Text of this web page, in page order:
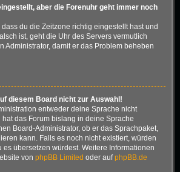
aber die Forenuhr geht immer noch
du die Zeitzone richtig eingestellt hast und
ist, geht die Uhr des Servers vermutlich
Administrator, damit er das Problem beheben
diesem Board nicht zur Auswahl!
entweder deine Sprache nicht
das Forum bislang in deine Sprache
Board-Administrator, ob er das Sprachpaket,
kann. Falls es noch nicht existiert, würden
es übersetzen würdest. Weitere Informationen
von phpBB Limited oder aufphpBB.de